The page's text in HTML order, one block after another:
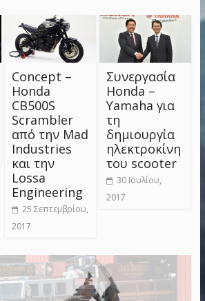
Concept –
Honda
CB500S
Scrambler
από την Mad
Industries
και την
Lossa
Engineering
25 Σεπτεμβρίου,
2017
Συνεργασία
Honda –
Yamaha για
τη
δημιουργία
ηλεκτροκίνη
του scooter
30 Ιουλίου,
2017